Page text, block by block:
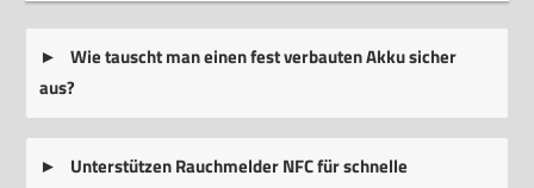
Wie tauscht man einen fest verbauten Akku sicher
aus?
Unterstützen Rauchmelder NFC für schnelle